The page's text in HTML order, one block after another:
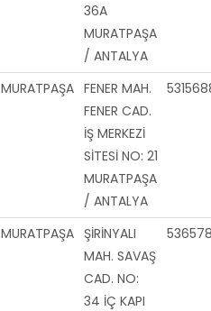
36A
MURATPAŞA
/ ANTALYA
MURATPAŞA FENER MAH.
FENER CAD.
İŞ MERKEZİ
SİTESİ NO: 21
MURATPAŞA
/ ANTALYA
MURATPAŞA ŞİRİNYALI
MAH. SAVAŞ
CAD. NO:
34 İÇ KAPI